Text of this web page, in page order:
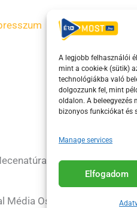
A legjobb felhasználói
mint a cookie-k (sütik)
technológiákba való
dolgozzunk fel, mint
oldalon. A
bizonyos funkciókat és
Manage services
Elfogadom
ÁSZF
program keretében
Osztálya